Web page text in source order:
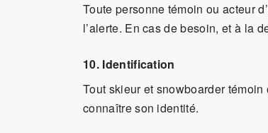
Toute personne témoin ou acteur
l’alerte. En cas de besoin, et à la
10. Identification
Tout skieur et snowboarder
connaître son identité.